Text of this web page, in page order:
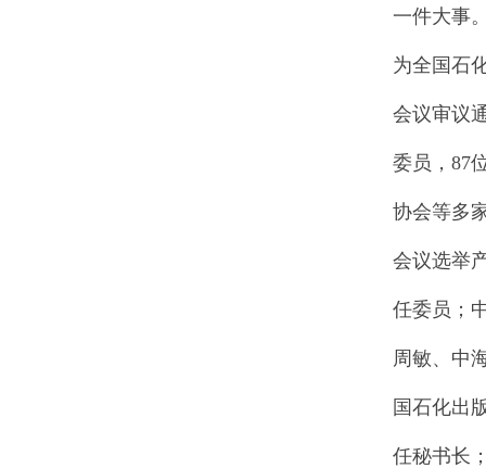
一件大事
为全国石
会议审议
委员，87
协会等多
会议选举
任委员；
周敏、中
国石化出
任秘书长